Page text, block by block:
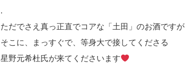
.
ただでさえ真っ正直でコアな「土田」のお酒ですが
そこに、まっすぐで、等身大で接してくださる
星野元希杜氏が来てくださいます